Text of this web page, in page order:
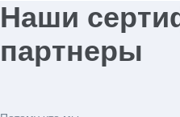
Наши
партнеры